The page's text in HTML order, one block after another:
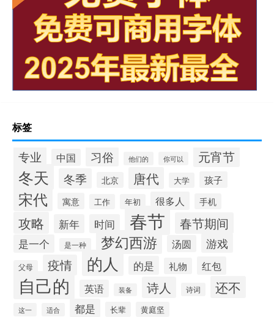
标签
专业 中国 习俗 他们的 你可以 元宵节
冬天 冬季 北京 唐代 大学 孩子
宋代 寓意 工作 年初 很多人 手机
攻略 新年 时间 春节 春节期间
是一个 是一种 梦幻西游 汤圆 游戏
父母 疫情 的人 的是 礼物 红包
自己的 英语 装备 诗人 诗词 还不
这一 适合 都是 长辈 黄庭坚